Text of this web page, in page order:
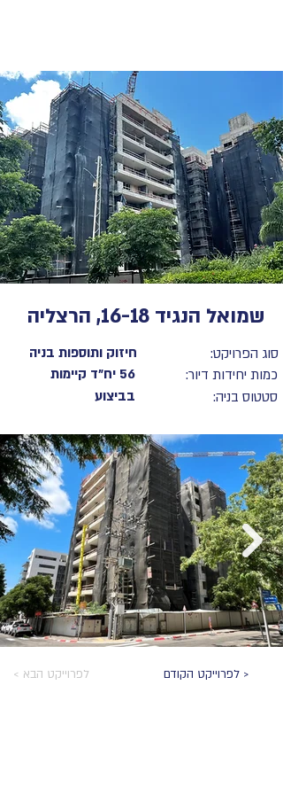
שמואל הנגיד 16-18, הרצליה
חיזוק ותוספות בניה
סוג הפרויקט:
56 יח"ד קיימות
כמות יחידות דיור:
בביצוע
סטטוס בניה:
< לפרוייקט הבא לפרוייקט הקודם >